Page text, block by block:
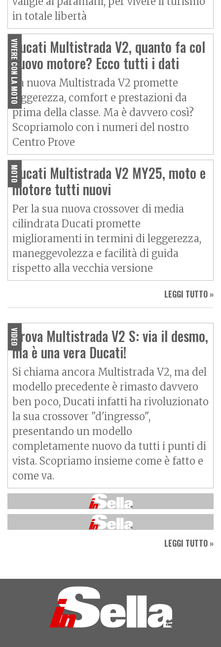
in totale libertà
VIVERE CON LA MOTO
Ducati Multistrada V2, quanto fa col
nuovo motore? Ecco tutti i dati
La nuova Multistrada V2 promette
leggerezza, comfort e prestazioni da
prima della classe. Ma è davvero così?
Scopriamolo con i numeri del nostro
Centro Prove
MOTO
Ducati Multistrada V2 MY25, moto e
motore tutti nuovi
Per la sua nuova crossover di media
cilindrata Ducati promette
miglioramenti in termini di leggerezza,
maneggevolezza e facilità di guida
rispetto alla vecchia versione
LEGGI TUTTO »
VIDEO
Prova Multistrada V2 S: via il desmo,
ma è una vera Ducati!
Si chiama ancora Multistrada V2, ma del
modello precedente è rimasto davvero
ben poco, Ducati infatti ha rivoluzionato
la sua crossover "d'ingresso",
presentando un modello
completamente nuovo da tutti i punti di
vista. Scopriamo insieme come è fatto e
come va.
LEGGI TUTTO »